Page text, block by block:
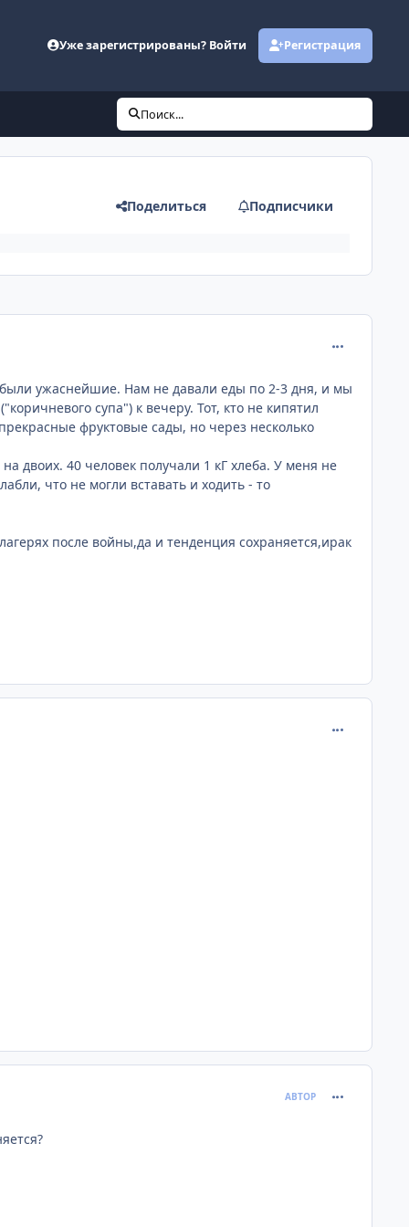
Уже зарегистрированы? Войти Регистрация
Поиск...
Поделиться Подписчики
ужаснейшие. Нам не давали еды по 2-3 дня, и мы
супа") к вечеру. Тот, кто не кипятил
фруктовые сады, но через несколько
двоих. 40 человек получали 1 кГ хлеба. У меня не
что не могли вставать и ходить - то
после войны,да и тенденция сохраняется,ирак
АВТОР